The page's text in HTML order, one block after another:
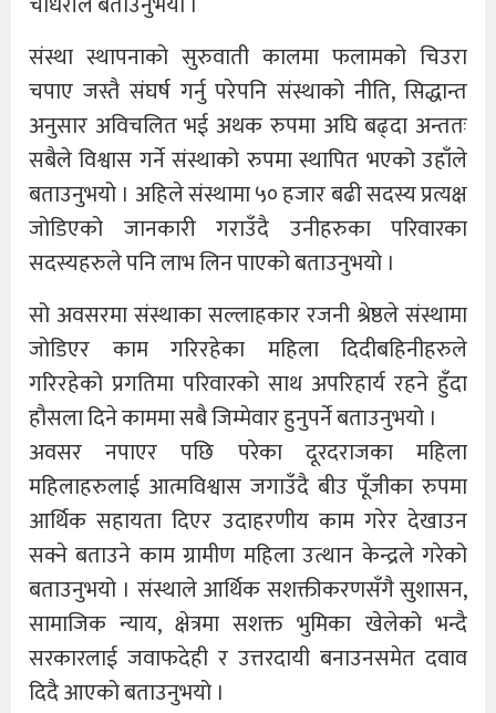
संस्था स्थापनाको सुरुवाती कालमा फलामको चिउरा
चपाए जस्तै संघर्ष गर्नु परेपनि संस्थाको नीति, सिद्धान्त
अनुसार अविचलित भई अथक रुपमा अघि बढ्दा अन्ततः
सबैले विश्वास गर्ने संस्थाको रुपमा स्थापित भएको उहाँले
बताउनुभयो । अहिले संस्थामा ५० हजार बढी सदस्य प्रत्यक्ष
जोडिएको जानकारी गराउँदै उनीहरुका परिवारका
सदस्यहरुले पनि लाभ लिन पाएको बताउनुभयो ।
सो अवसरमा संस्थाका सल्लाहकार रजनी श्रेष्ठले संस्थामा
जोडिएर काम गरिरहेका महिला दिदीबहिनीहरुले
गरिरहेको प्रगतिमा परिवारको साथ अपरिहार्य रहने हुँदा
हौसला दिने काममा सबै जिम्मेवार हुनुपर्ने बताउनुभयो ।
अवसर नपाएर पछि परेका दूरदराजका महिला
महिलाहरुलाई आत्मविश्वास जगाउँदै बीउ पूँजीका रुपमा
आर्थिक सहायता दिएर उदाहरणीय काम गरेर देखाउन
सक्ने बताउने काम ग्रामीण महिला उत्थान केन्द्रले गरेको
बताउनुभयो । संस्थाले आर्थिक सशक्तीकरणसँगै सुशासन,
सामाजिक न्याय, क्षेत्रमा सशक्त भुमिका खेलेको भन्दै
सरकारलाई जवाफदेही र उत्तरदायी बनाउनसमेत दवाव
दिदै आएको बताउनुभयो ।